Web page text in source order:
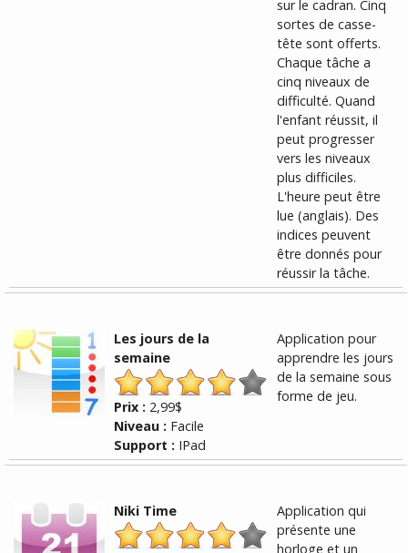
sur le cadran. Cinq
sortes de casse-
tête sont offerts.
Chaque tâche a
cinq niveaux de
difficulté. Quand
l'enfant réussit, il
peut progresser
vers les niveaux
plus difficiles.
L'heure peut être
lue (anglais). Des
indices peuvent
être donnés pour
réussir la tâche.
Les jours de la
semaine
Prix : 2,99$
Niveau : Facile
Support : IPad
Application pour
apprendre les jours
de la semaine sous
forme de jeu.
Niki Time
Application qui
présente une
horloge et un